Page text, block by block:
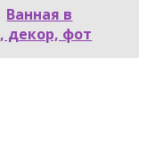
Ванная в
декор, фот